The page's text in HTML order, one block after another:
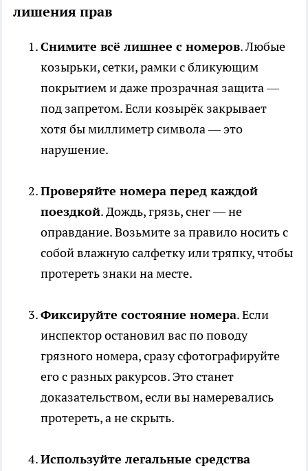
лишения прав
Снимите всё лишнее с номеров. Любые
козырьки, сетки, рамки с бликующим
покрытием и даже прозрачная защита —
под запретом. Если козырёк закрывает
хотя бы миллиметр символа — это
нарушение.
Проверяйте номера перед каждой
поездкой. Дождь, грязь, снег — не
оправдание. Возьмите за правило носить с
собой влажную салфетку или тряпку, чтобы
протереть знаки на месте.
Фиксируйте состояние номера. Если
инспектор остановил вас по поводу
грязного номера, сразу сфотографируйте
его с разных ракурсов. Это станет
доказательством, если вы намеревались
протереть, а не скрыть.
Используйте легальные средства